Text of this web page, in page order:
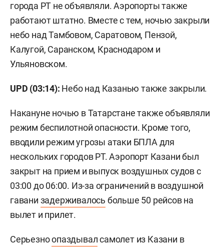
города РТ не объявляли. Аэропорты также
работают штатно. Вместе с тем, ночью закрыли
небо над Тамбовом, Саратовом, Пензой,
Калугой, Саранском, Краснодаром и
Ульяновском.
UPD (03:14): Небо над Казанью также закрыли.
Накануне ночью в Татарстане также объявляли
режим беспилотной опасности. Кроме того,
вводили режим угрозы атаки БПЛА для
нескольких городов РТ. Аэропорт Казани был
закрыт на прием и выпуск воздушных судов с
03:00 до 06:00. Из-за ограничений в воздушной
гавани задерживалось больше 50 рейсов на
вылет и прилет.
Серьезноопаздывалсамолет из Казани в